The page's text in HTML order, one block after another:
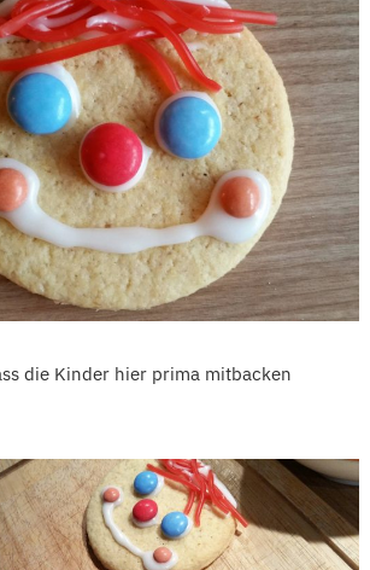
die Kinder hier prima mitbacken